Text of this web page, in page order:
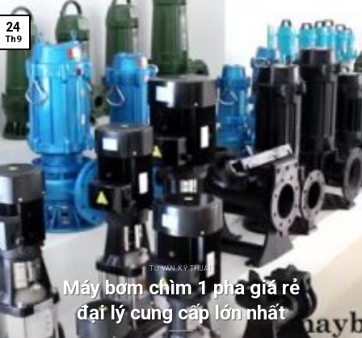
TƯ VẤN KỸ THUẬT
Máy bơm chìm 1 pha giá rẻ
đại lý cung cấp lớn nhất
24
Th9